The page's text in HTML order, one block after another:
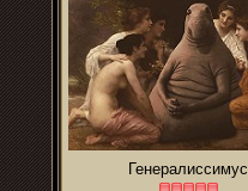
Генералиссимус